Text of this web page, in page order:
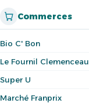
Commerces
Bio C' Bon
Le Fournil Clemenceau
Super U
Marché Franprix